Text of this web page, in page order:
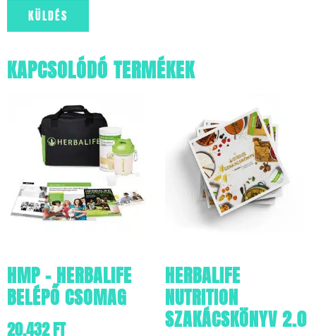
KAPCSOLÓDÓ TERMÉKEK
HMP – HERBALIFE
BELÉPŐ CSOMAG
20,432FT
HERBALIFE
NUTRITION
SZAKÁCSKÖNYV 2.0